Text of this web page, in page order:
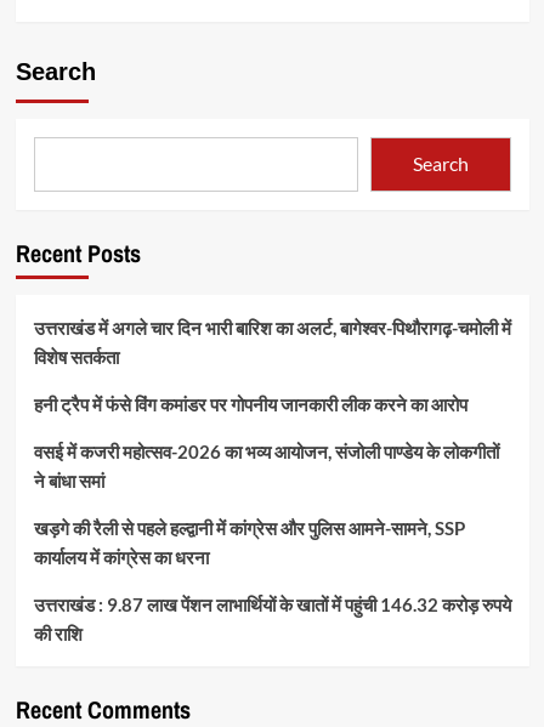
Search
Search
Recent Posts
उत्तराखंड में अगले चार दिन भारी बारिश का अलर्ट, बागेश्वर-पिथौरागढ़-चमोली में
विशेष सतर्कता
हनी ट्रैप में फंसे विंग कमांडर पर गोपनीय जानकारी लीक करने का आरोप
वसई में कजरी महोत्सव-2026 का भव्य आयोजन, संजोली पाण्डेय के लोकगीतों
ने बांधा समां
खड़गे की रैली से पहले हल्द्वानी में कांग्रेस और पुलिस आमने-सामने, SSP
कार्यालय में कांग्रेस का धरना
उत्तराखंड : 9.87 लाख पेंशन लाभार्थियों के खातों में पहुंची 146.32 करोड़ रुपये
की राशि
Recent Comments